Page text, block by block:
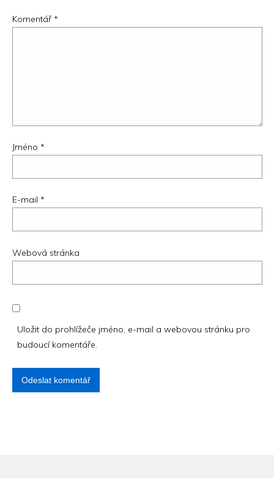
Komentář *
Jméno *
E-mail *
Webová stránka
Uložit do prohlížeče jméno, e-mail a webovou stránku pro
budoucí komentáře.